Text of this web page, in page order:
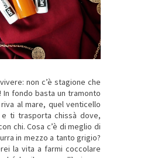
non c’è stagione che
In fondo basta un tramonto
al mare, quel venticello
ti trasporta chissà dove,
chi. Cosa c’è di meglio di
in mezzo a tanto grigio?
la vita a farmi coccolare